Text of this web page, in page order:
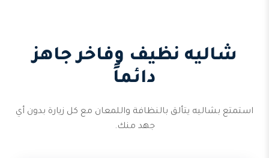
شاليه نظيف وفاخر جاهز
دائماً
استمتع بشاليه يتألق بالنظافة واللمعان مع كل زيارة بدون أي
جهد منك.